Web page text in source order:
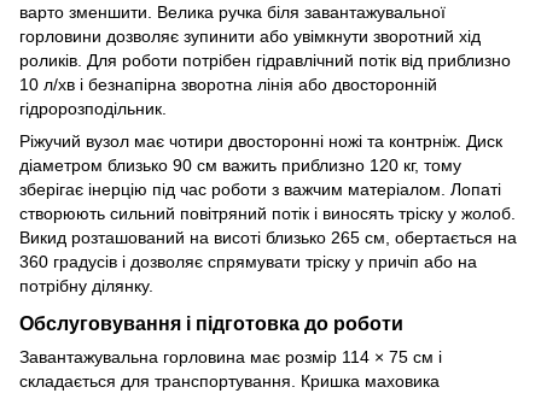
варто зменшити. Велика ручка біля завантажувальної
горловини дозволяє зупинити або увімкнути зворотний хід
роликів. Для роботи потрібен гідравлічний потік від приблизно
10 л/хв і безнапірна зворотна лінія або двосторонній
гідророзподільник.
Ріжучий вузол має чотири двосторонні ножі та контрніж. Диск
діаметром близько 90 см важить приблизно 120 кг, тому
зберігає інерцію під час роботи з важчим матеріалом. Лопаті
створюють сильний повітряний потік і виносять тріску у жолоб.
Викид розташований на висоті близько 265 см, обертається на
360 градусів і дозволяє спрямувати тріску у причіп або на
потрібну ділянку.
Обслуговування і підготовка до роботи
Завантажувальна горловина має розмір 114 × 75 см і
складається для транспортування. Кришка маховика